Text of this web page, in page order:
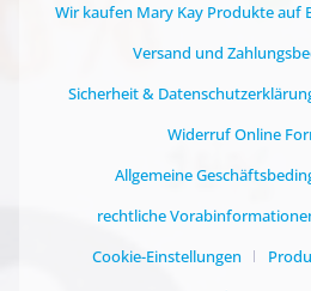
Wir kaufen Mary Kay Produkte auf
Versand und
Sicherheit &
Widerruf Online
Allgemeine
rechtliche
Cookie-Einstellungen